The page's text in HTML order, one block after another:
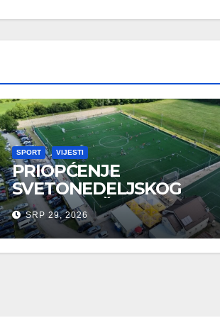
SPORT VIJESTI
PRIOPĆENJE
SVETONEDELJSKOG
GRADONAČELNIKA O
SPORTSKIM UDRUGAMA
SRP 29, 2026